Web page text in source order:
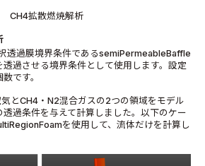
CH4拡散燃焼解析
透過膜境界条件であるsemiPermeableBaffle
過させる境界条件として使用します。設定
です。
とCH4 ・ N2混合ガスの 2つの領域をモデル
透過条件を与えて計算しました。以下のケー
を使用して、流体だけを計算し